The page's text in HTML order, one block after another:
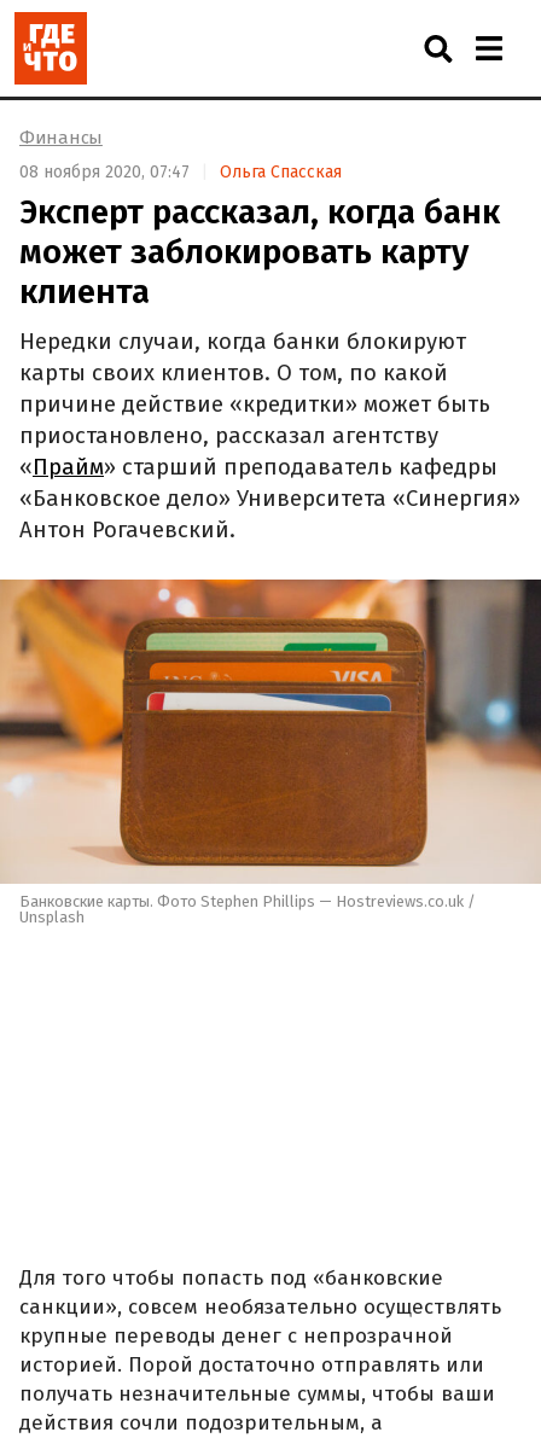
Финансы
08 ноября 2020, 07:47 Ольга Спасская
Эксперт рассказал, когда банк
может заблокировать карту
клиента
Нередки случаи, когда банки блокируют
карты своих клиентов. О том, по какой
причине действие «кредитки» может быть
приостановлено, рассказал агентству
«Прайм» старший преподаватель кафедры
«Банковское дело» Университета «Синергия»
Антон Рогачевский.
Банковские карты. Фото Stephen Phillips — Hostreviews.co.uk /
Unsplash
Для того чтобы попасть под «банковские
санкции», совсем необязательно осуществлять
крупные переводы денег с непрозрачной
историей. Порой достаточно отправлять или
получать незначительные суммы, чтобы ваши
действия сочли подозрительным, а